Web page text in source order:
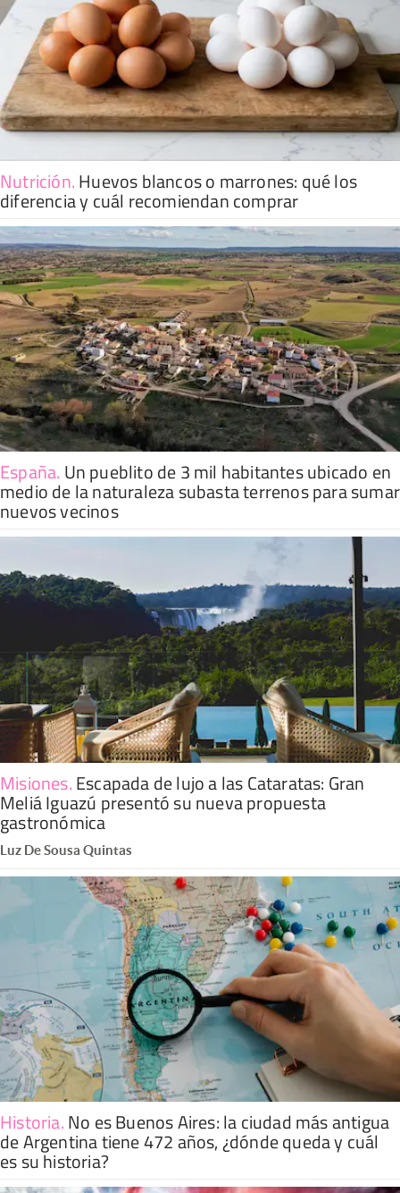
Nutrición.Huevos blancos o marrones: qué los
diferencia y cuál recomiendan comprar
España. Un pueblito de 3 mil habitantes ubicado en
medio de la naturaleza subasta terrenos para sumar
nuevos vecinos
Misiones.Escapada de lujo a las Cataratas: Gran
Meliá Iguazú presentó su nueva propuesta
gastronómica
Luz De Sousa Quintas
Historia.No es Buenos Aires: la ciudad más antigua
de Argentina tiene 472 años, ¿dónde queda y cuál
es su historia?